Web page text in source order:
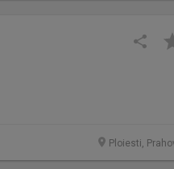
Ploiesti,